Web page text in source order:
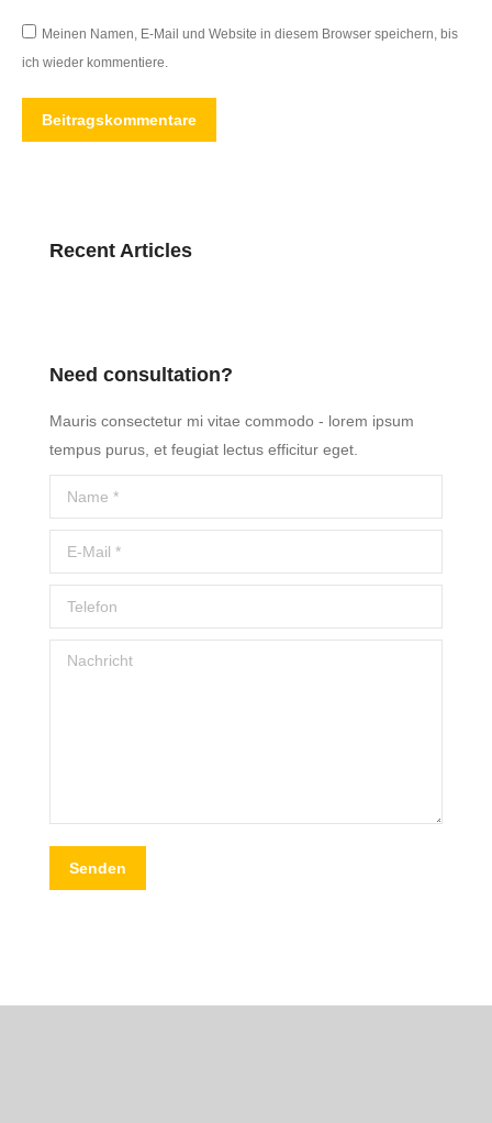
Meinen Namen, E-Mail und Website in diesem Browser speichern, bis
ich wieder kommentiere.
Beitragskommentare
Recent Articles
Need consultation?
Mauris consectetur mi vitae commodo - lorem ipsum
tempus purus, et feugiat lectus efficitur eget.
Name *
E-Mail *
Telefon
Nachricht
Senden